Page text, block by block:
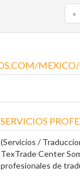
«
SERVICIOS
(Servicios /
TexTrade Center
profesionales de